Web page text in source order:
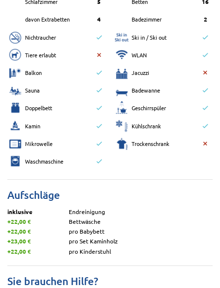
davon Extrabetten 4 Badezimmer 2
Nichtraucher Ski in / Ski out
Tiere erlaubt WLAN
Balkon Jacuzzi
Sauna Badewanne
Doppelbett Geschirrspüler
Kamin Kühlschrank
Mikrowelle Trockenschrank
Waschmaschine
Aufschläge
inklusive
Endreinigung
+22,00 €
Bettwäsche
+22,00 €
pro Babybett
+23,00 €
pro Set Kaminholz
+22,00 €
pro Kinderstuhl
Sie brauchen Hilfe?